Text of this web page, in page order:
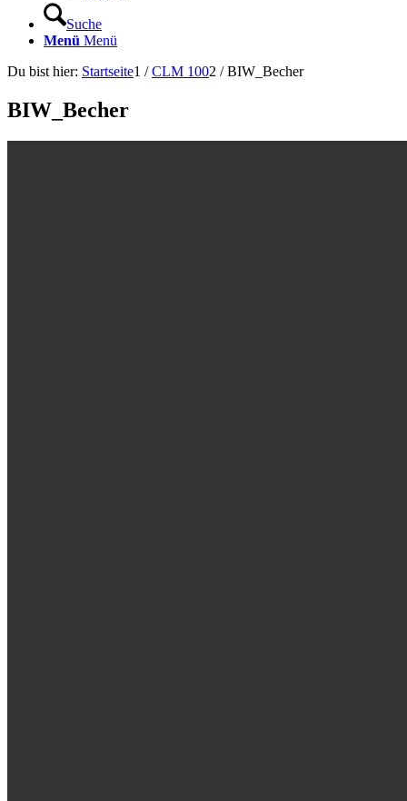
Suche
Menü Menü
Du bist hier: Startseite1 / CLM 1002 / BIW_Becher
BIW_Becher